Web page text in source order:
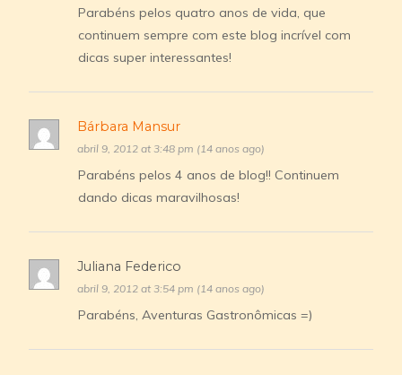
Parabéns pelos quatro anos de vida, que
continuem sempre com este blog incrível com
dicas super interessantes!
Bárbara Mansur
abril 9, 2012 at 3:48 pm (14 anos ago)
Parabéns pelos 4 anos de blog!! Continuem
dando dicas maravilhosas!
Juliana Federico
abril 9, 2012 at 3:54 pm (14 anos ago)
Parabéns, Aventuras Gastronômicas =)